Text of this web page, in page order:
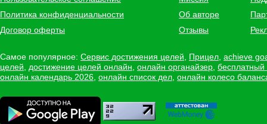
Политика конфиденциальности
Договор оферты
Об авторе
Отзывы
Самое популярное: Сервис достижения целей Прицел achieve
целей
достижение целей онлайн онлайн органайзер
онлайн календарь 2026 онлайн список дел онлайн колесо